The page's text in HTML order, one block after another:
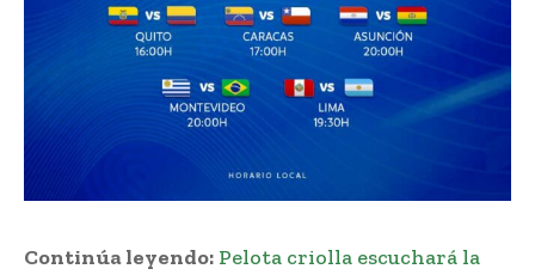
Continúa leyendo: Pelota criolla escuchará la